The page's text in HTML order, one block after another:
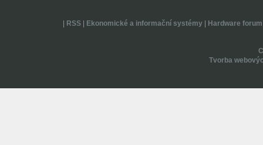
RSS| Ekonomické a informační systémy| Hardware forum
Tvorba